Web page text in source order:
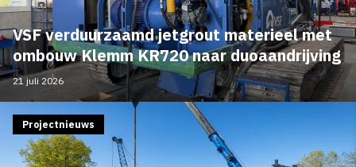
VSF verduurzaamd jetgrout materieel met
ombouw Klemm KR720 naar duoaandrijving
21 juli 2026
Projectnieuws